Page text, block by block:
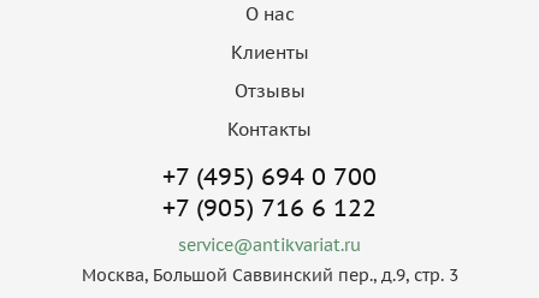
О нас
Клиенты
Отзывы
Контакты
+7 (495) 694 0 700
+7 (905) 716 6 122
service@antikvariat.ru
Москва, Большой Саввинский пер., д.9, стр. 3